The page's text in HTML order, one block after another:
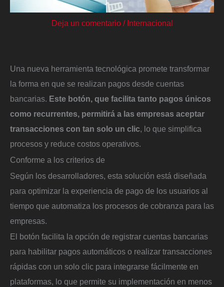
Deja un comentario / Internacional
Una nueva herramienta tecnológica promete transformar
la forma en que se realizan pagos desde cuentas
bancarias. Este botón, que facilita tanto pagos únicos
como recurrentes, permitirá a las empresas aceptar
transacciones con tan solo un clic, lo que simplifica
procesos y reduce costos operativos.
Conforme a los criterios de
Según los desarrolladores, esta solución está diseñada
para optimizar la experiencia de pago de los usuarios al
tiempo que automatiza los procesos de cobranza para las
empresas.
El botón facilita la opción de registrar cuentas bancarias
para habilitar pagos automáticos o realizar transacciones
rápidas con un solo clic para integrarse fácilmente en
plataformas, lo que permite su implementación en menos